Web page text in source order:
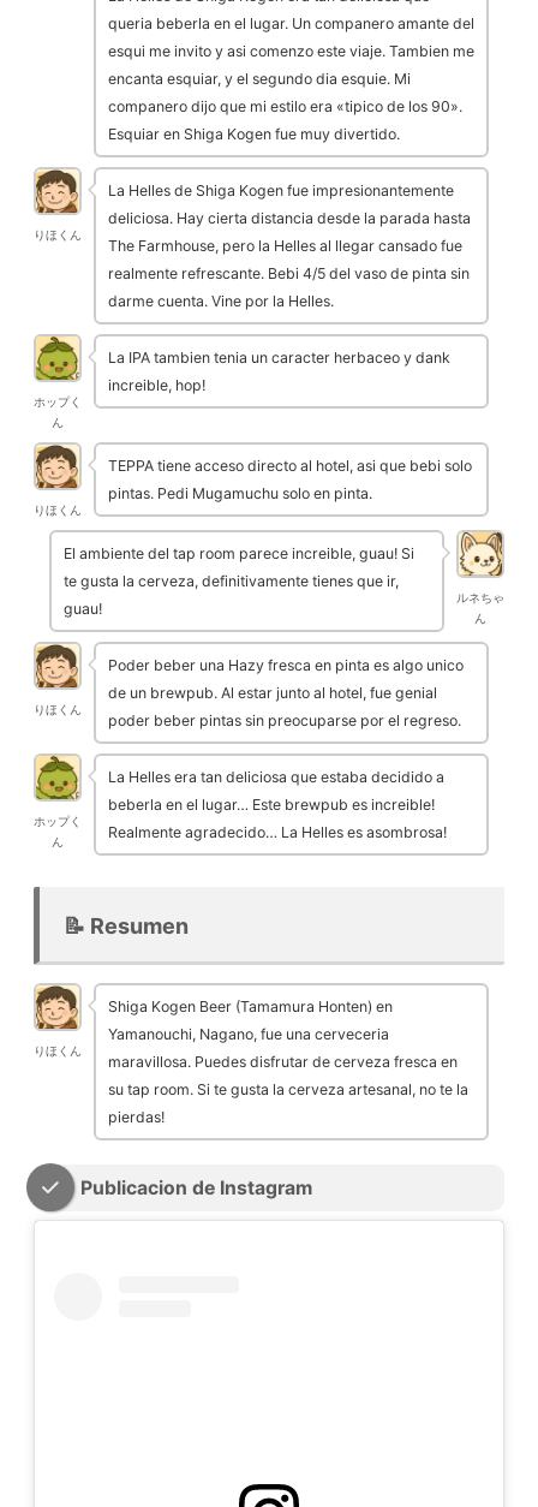
queria beberla en el lugar. Un companero amante del
esqui me invito y asi comenzo este viaje. Tambien me
encanta esquiar, y el segundo dia esquie. Mi
companero dijo que mi estilo era «tipico de los 90».
Esquiar en Shiga Kogen fue muy divertido.
りほくん
La Helles de Shiga Kogen fue impresionantemente
deliciosa. Hay cierta distancia desde la parada hasta
The Farmhouse, pero la Helles al llegar cansado fue
realmente refrescante. Bebi 4/5 del vaso de pinta sin
darme cuenta. Vine por la Helles.
ホップく
ん
La IPA tambien tenia un caracter herbaceo y dank
increible, hop!
りほくん
TEPPA tiene acceso directo al hotel, asi que bebi solo
pintas. Pedi Mugamuchu solo en pinta.
ルネちゃ
ん
El ambiente del tap room parece increible, guau! Si
te gusta la cerveza, definitivamente tienes que ir,
guau!
りほくん
Poder beber una Hazy fresca en pinta es algo unico
de un brewpub. Al estar junto al hotel, fue genial
poder beber pintas sin preocuparse por el regreso.
ホップく
ん
La Helles era tan deliciosa que estaba decidido a
beberla en el lugar… Este brewpub es increible!
Realmente agradecido… La Helles es asombrosa!
📝 Resumen
りほくん
Shiga Kogen Beer (Tamamura Honten) en
Yamanouchi, Nagano, fue una cerveceria
maravillosa. Puedes disfrutar de cerveza fresca en
su tap room. Si te gusta la cerveza artesanal, no te la
pierdas!
Publicacion de Instagram